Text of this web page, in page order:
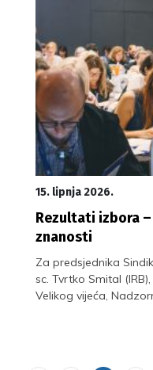
15. lipnja 2026.
Rezultati izbora
znanosti
Za predsjednika
sc. Tvrtko Smital
Velikog vijeća,